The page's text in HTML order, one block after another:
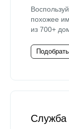
похожее
из 700+
Служба